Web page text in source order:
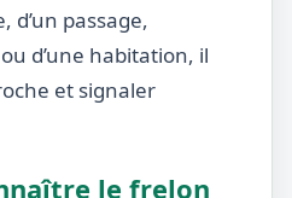
d’un passage,
d’une habitation, il
et signaler
le frelon